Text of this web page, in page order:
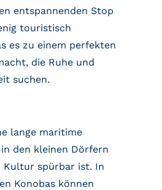
entspannenden Stop
touristisch
es zu einem perfekten
die Ruhe und
suchen.
lange maritime
den kleinen Dörfern
Kultur spürbar ist. In
Konobas können